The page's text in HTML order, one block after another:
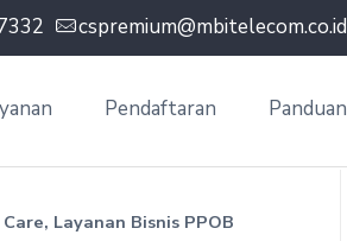
cspremium@mbitelecom.co.id
Pendaftaran Panduan
Layanan Bisnis PPOB